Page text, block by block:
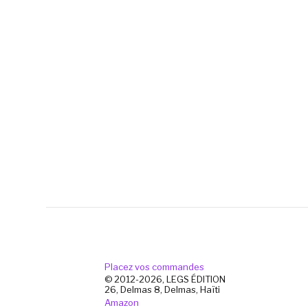
Placez vos commandes
© 2012-2026, LEGS ÉDITION
26, Delmas 8, Delmas, Haïti
Amazon